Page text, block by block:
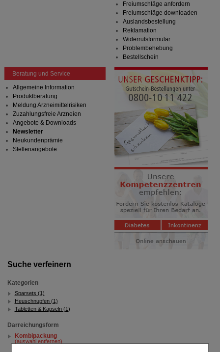
Suche verfeinern
Kategorien
Sparsets (1)
Heuschnupfen (1)
Tabletten & Kapseln (1)
Darreichungsform
Kombipackung
(auswahl entfernen)
Freiumschläge anfordern
Freiumschläge downloaden
Auslandsbestellung
Reklamation
Widerrufsformular
Problembehebung
Bestellschein
Beratung und Service
Allgemeine Information
Produktberatung
Meldung Arzneimittelrisiken
Zuzahlungsfreie Arzneien
Angebote & Downloads
Newsletter
Neukundenprämie
Stellenangebote